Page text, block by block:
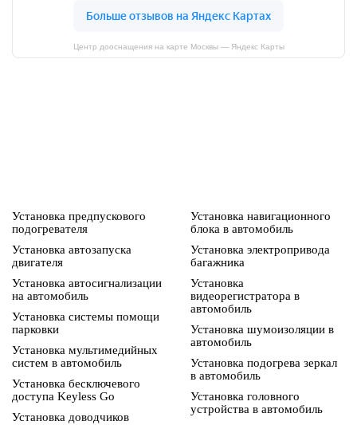
Центр дооснащения на карте Москвы — Яндекс Карты
Установка предпускового
подогревателя
Установка автозапуска
двигателя
Установка автосигнализации
на автомобиль
Установка системы помощи
парковки
Установка мультимедийных
систем в автомобиль
Установка бесключевого
доступа Keyless Go
Установка доводчиков
Установка навигационного
блока в автомобиль
Установка электропривода
багажника
Установка
видеорегистратора в
автомобиль
Установка шумоизоляции в
автомобиль
Установка подогрева зеркал
в автомобиль
Установка головного
устройства в автомобиль